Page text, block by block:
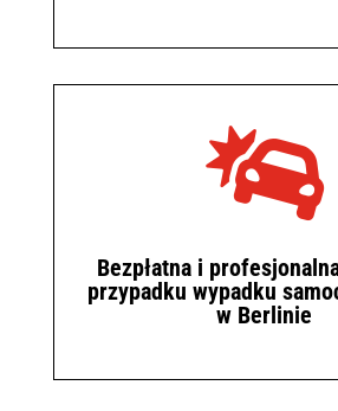

Bezpłatna i
przypadku wypadku
w Berlinie